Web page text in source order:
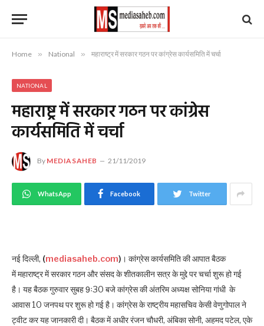
Home » National » महाराष्ट्र में सरकार गठन पर कांग्रेस कार्यसमिति में चर्चा
NATIONAL
महाराष्ट्र में सरकार गठन पर कांग्रेस
कार्यसमिति में चर्चा
By MEDIASAHEB 21/11/2019
WhatsApp Facebook Twitter
नई दिल्ली, (mediasaheb.com) । कांग्रेस कार्यसमिति की आपात बैठक
में महाराष्ट्र में सरकार गठन और संसद के शीतकालीन सत्र के मुद्दे पर चर्चा शुरू हो गई
है। यह बैठक गुरुवार सुबह 9ः30 बजे कांग्रेस की अंतरिम अध्यक्ष सोनिया गांधी के
आवास 10 जनपथ पर शुरू हो गई है। कांग्रेस के राष्ट्रीय महासचिव केसी वेणुगोपाल ने
ट्वीट कर यह जानकारी दी। बैठक में अधीर रंजन चौधरी, अंबिका सोनी, अहमद पटेल, एके